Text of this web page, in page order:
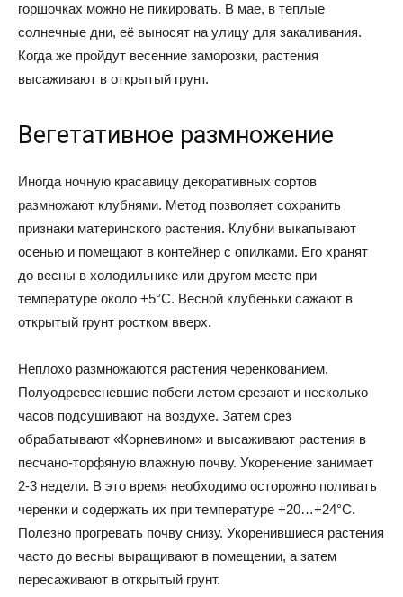
горшочках можно не пикировать. В мае, в теплые
солнечные дни, её выносят на улицу для закаливания.
Когда же пройдут весенние заморозки, растения
высаживают в открытый грунт.
Вегетативное размножение
Иногда ночную красавицу декоративных сортов
размножают клубнями. Метод позволяет сохранить
признаки материнского растения. Клубни выкапывают
осенью и помещают в контейнер с опилками. Его хранят
до весны в холодильнике или другом месте при
температуре около +5°C. Весной клубеньки сажают в
открытый грунт ростком вверх.
Неплохо размножаются растения черенкованием.
Полуодревесневшие побеги летом срезают и несколько
часов подсушивают на воздухе. Затем срез
обрабатывают «Корневином» и высаживают растения в
песчано-торфяную влажную почву. Укоренение занимает
2-3 недели. В это время необходимо осторожно поливать
черенки и содержать их при температуре +20…+24°C.
Полезно прогревать почву снизу. Укоренившиеся растения
часто до весны выращивают в помещении, а затем
пересаживают в открытый грунт.